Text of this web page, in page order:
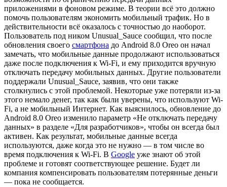
приложениями в фоновом режиме. В теории всё это должно
помочь пользователям экономить мобильный трафик. Но в
действительности всё оказалось с точностью до наоборот.
Пользователь под ником Unusual_Sauce сообщил, что после
обновления своего смартфона до Android 8.0 Oreo он начал
замечать, что мобильные данные продолжают использоваться
даже после подключения к Wi-Fi, и ему приходится вручную
отключать передачу мобильных данных. Другие пользователи
поддержали Unusual_Sauce, заявив, что они также
столкнулись с этой проблемой. Некоторые уже потеряли из-за
этого немало денег, так как были уверены, что используют Wi-
Fi, а не мобильный Интернет. Как выяснилось, обновление до
Android 8.0 Oreo изменило параметр «Не отключать передачу
данных» в разделе «Для разработчиков», чтобы он всегда был
активен. Как результат, мобильные данные всегда
используются, даже когда это не нужно — в том числе во
время подключения к Wi-Fi. В Google уже знают об этой
проблеме и готовят соответствующее решение. Будет ли
компания компенсировать пользователям потерянные деньги
— пока не сообщается.